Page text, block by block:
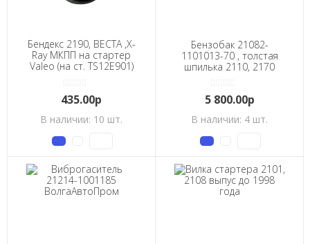
Бендекс 2190, ВЕСТА ,X-
Ray МКПП на стартер
Valeo (на ст. TS12E901)
435.00р
В наличии: 10 шт.
Бензобак 21082-
1101013-70 , толстая
шпилька 2110, 2170
5 800.00р
В наличии: 4 шт.